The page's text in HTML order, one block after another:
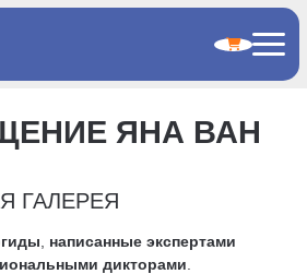
ЯНА ВАН
ГАЛЕРЕЯ
написанные экспертами
дикторами